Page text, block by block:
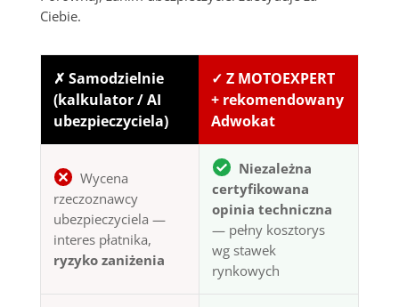
Ciebie.
✗ Samodzielnie
(kalkulator / AI
ubezpieczyciela)
✓ Z MOTOEXPERT
+ rekomendowany
Adwokat
Wycena
rzeczoznawcy
ubezpieczyciela —
interes płatnika,
ryzyko zaniżenia
Niezależna
certyfikowana
opinia techniczna
— pełny kosztorys
wg stawek
rynkowych